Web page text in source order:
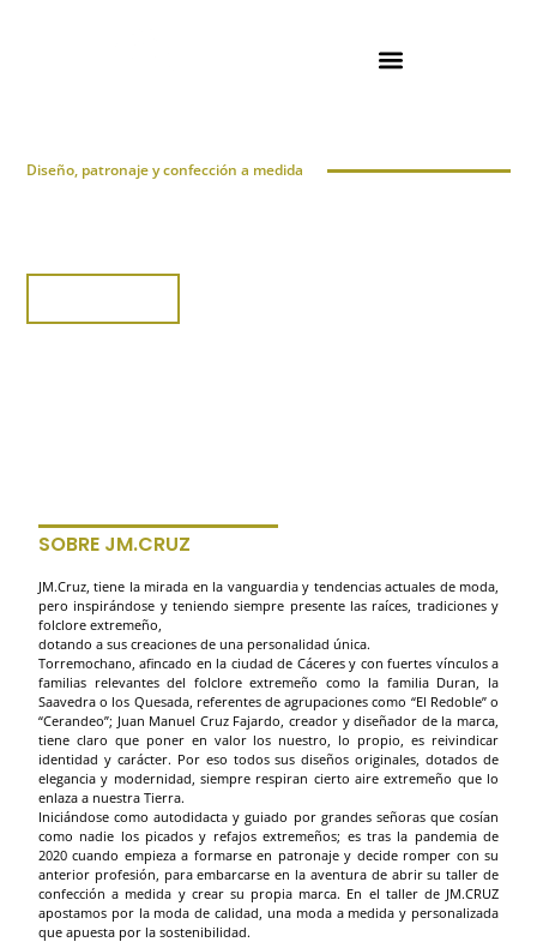
Diseño, patronaje y confección a medida
SOBRE JM.CRUZ
JM.Cruz, tiene la mirada en la vanguardia y tendencias actuales de moda,
pero inspirándose y teniendo siempre presente las raíces, tradiciones y
folclore extremeño,
dotando a sus creaciones de una personalidad única.
Torremochano, afincado en la ciudad de Cáceres y con fuertes vínculos a
familias relevantes del folclore extremeño como la familia Duran, la
Saavedra o los Quesada, referentes de agrupaciones como “El Redoble” o
“Cerandeo”; Juan Manuel Cruz Fajardo, creador y diseñador de la marca,
tiene claro que poner en valor los nuestro, lo propio, es reivindicar
identidad y carácter. Por eso todos sus diseños originales, dotados de
elegancia y modernidad, siempre respiran cierto aire extremeño que lo
enlaza a nuestra Tierra.
Iniciándose como autodidacta y guiado por grandes señoras que cosían
como nadie los picados y refajos extremeños; es tras la pandemia de
2020 cuando empieza a formarse en patronaje y decide romper con su
anterior profesión, para embarcarse en la aventura de abrir su taller de
confección a medida y crear su propia marca. En el taller de JM.CRUZ
apostamos por la moda de calidad, una moda a medida y personalizada
que apuesta por la sostenibilidad.